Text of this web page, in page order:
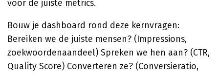
voor de juiste metrics.
Bouw je dashboard rond deze kernvragen:
Bereiken we de juiste mensen? (Impressions,
zoekwoordenaandeel) Spreken we hen aan? (CTR,
Quality Score) Converteren ze? (Conversieratio,